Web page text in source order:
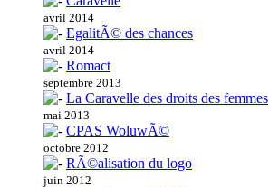
avril 2014
EgalitÃ© des chances
avril 2014
Romact
septembre 2013
La Caravelle des droits des femmes
mai 2013
CPAS WoluwÃ©
octobre 2012
RÃ©alisation du logo
juin 2012